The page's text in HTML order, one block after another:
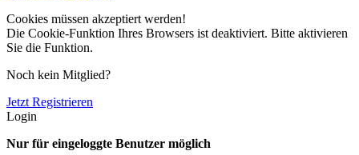
Cookies müssen akzeptiert werden!
Die Cookie-Funktion Ihres Browsers ist deaktiviert. Bitte aktivieren
Sie die Funktion.
Noch kein Mitglied?
Jetzt Registrieren
Login
Nur für eingeloggte Benutzer möglich